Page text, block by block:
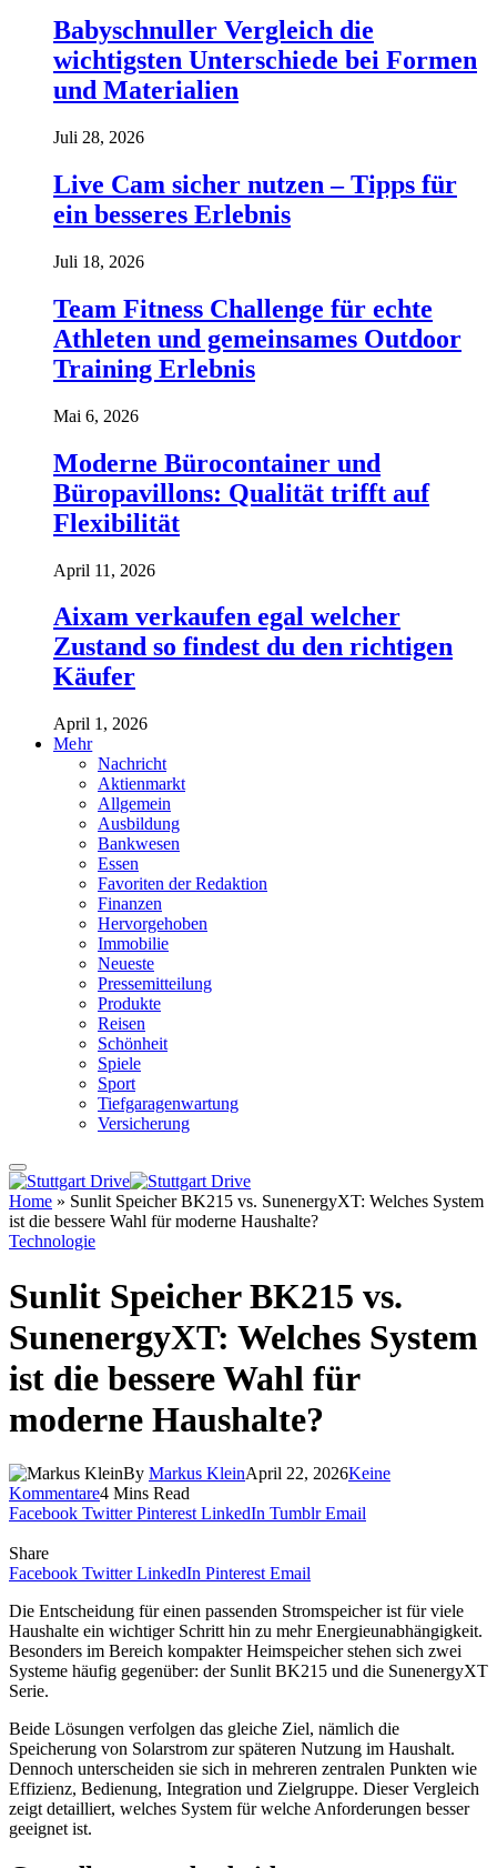
Babyschnuller Vergleich die
wichtigsten Unterschiede bei Formen
und Materialien
Juli 28, 2026
Live Cam sicher nutzen – Tipps für
ein besseres Erlebnis
Juli 18, 2026
Team Fitness Challenge für echte
Athleten und gemeinsames Outdoor
Training Erlebnis
Mai 6, 2026
Moderne Bürocontainer und
Büropavillons: Qualität trifft auf
Flexibilität
April 11, 2026
Aixam verkaufen egal welcher
Zustand so findest du den richtigen
Käufer
April 1, 2026
Mehr
Nachricht
Aktienmarkt
Allgemein
Ausbildung
Bankwesen
Essen
Favoriten der Redaktion
Finanzen
Hervorgehoben
Immobilie
Neueste
Pressemitteilung
Produkte
Reisen
Schönheit
Spiele
Sport
Tiefgaragenwartung
Versicherung
Home » Sunlit Speicher BK215 vs. SunenergyXT: Welches System
ist die bessere Wahl für moderne Haushalte?
Technologie
Sunlit Speicher BK215 vs.
SunenergyXT: Welches System
ist die bessere Wahl für
moderne Haushalte?
By Markus KleinApril 22, 2026Keine
Kommentare4 Mins Read
Facebook Twitter Pinterest LinkedIn Tumblr Email
Share
Facebook Twitter LinkedIn Pinterest Email
Die Entscheidung für einen passenden Stromspeicher ist für viele
Haushalte ein wichtiger Schritt hin zu mehr Energieunabhängigkeit.
Besonders im Bereich kompakter Heimspeicher stehen sich zwei
Systeme häufig gegenüber: der Sunlit BK215 und die SunenergyXT
Serie.
Beide Lösungen verfolgen das gleiche Ziel, nämlich die
Speicherung von Solarstrom zur späteren Nutzung im Haushalt.
Dennoch unterscheiden sie sich in mehreren zentralen Punkten wie
Effizienz, Bedienung, Integration und Zielgruppe. Dieser Vergleich
zeigt detailliert, welches System für welche Anforderungen besser
geeignet ist.